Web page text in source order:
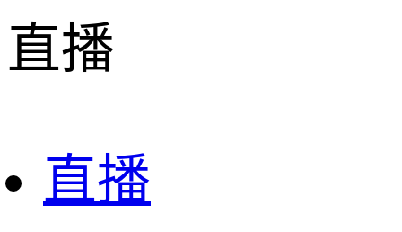
直播
直播